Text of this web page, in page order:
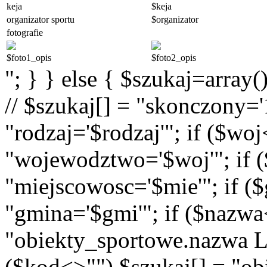
keja
$keja
organizator sportu
$organizator
fotografie
$foto1_opis $foto2_opis
"; } } else {
// $szukaj[] =
"rodzaj='$rodzaj'"; if
"wojewodztwo='$woj'"; if
"miejscowosc='$mie'"; if
"gmina='$gmi'"; if
"obiekty_sportowe.nazwa